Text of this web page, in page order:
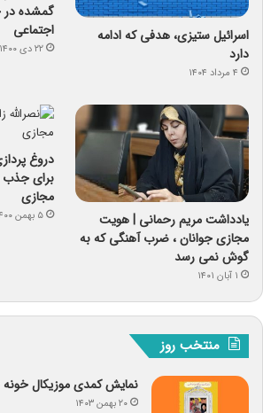
اسرائیل ستیزی، هدفی که ادامه
دارد
۴ مرداد ۱۴۰۴
گمشده در
اجتماعی
۲۲ دی ۱۴۰۰
یادداشت مریم رحمانی | هویت
مجازی جوانان ، ضرب آهنگی که به
گوش نمی رسد
۱ آبان ۱۴۰۱
دروغ
برای
مجازی
۵ بهمن ۱۴۰۰
منتخب روز
نمایش کمدی موزیکال
۲۰ بهمن ۱۴۰۳